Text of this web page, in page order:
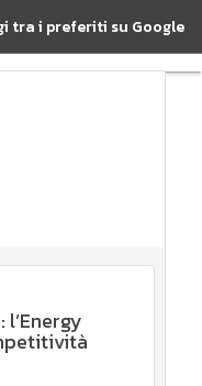
tra i preferiti su Google